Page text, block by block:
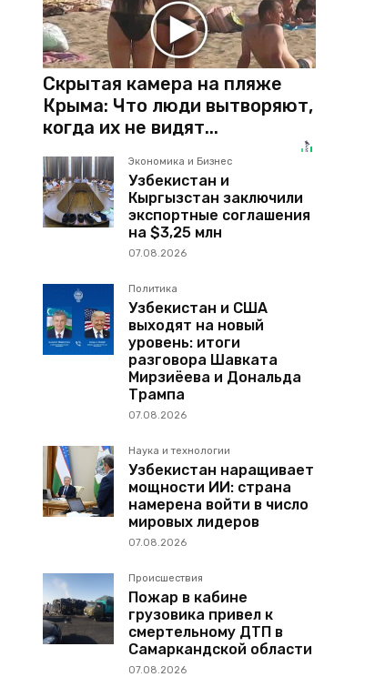
Скрытая камера на пляже
Крыма: Что люди вытворяют,
когда их не видят...
Экономика и Бизнес
Узбекистан и
Кыргызстан заключили
экспортные соглашения
на $3,25 млн
07.08.2026
Политика
Узбекистан и США
выходят на новый
уровень: итоги
разговора Шавката
Мирзиёева и Дональда
Трампа
07.08.2026
Наука и технологии
Узбекистан наращивает
мощности ИИ: страна
намерена войти в число
мировых лидеров
07.08.2026
Происшествия
Пожар в кабине
грузовика привел к
смертельному ДТП в
Самаркандской области
07.08.2026